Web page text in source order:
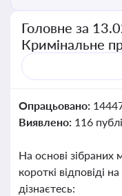
Головне за
Кримінальне
Опрацьовано:
Виявлено: 116
На основі зібраних
короткі відповіді
дізнаєтесь: